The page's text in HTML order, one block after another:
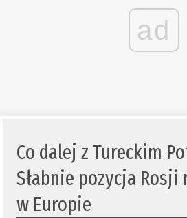
ad
Co dalej z Tureckim
Słabnie pozycja Rosji
w Europie